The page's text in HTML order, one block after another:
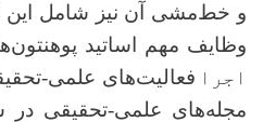
و خط‌مشی آن نیز شامل این
وظایف مهم اساتید
اجرا فعالیت‌های علمی-
مجله‌های علمی-تحقیقی در